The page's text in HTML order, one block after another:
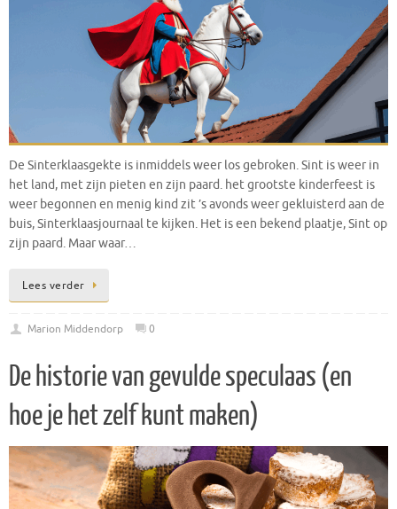
De Sinterklaasgekte is inmiddels weer los gebroken. Sint is weer in
het land, met zijn pieten en zijn paard. het grootste kinderfeest is
weer begonnen en menig kind zit ’s avonds weer gekluisterd aan de
buis, Sinterklaasjournaal te kijken. Het is een bekend plaatje, Sint op
zijn paard. Maar waar…
Lees verder
Marion Middendorp 0
De historie van gevulde speculaas (en
hoe je het zelf kunt maken)